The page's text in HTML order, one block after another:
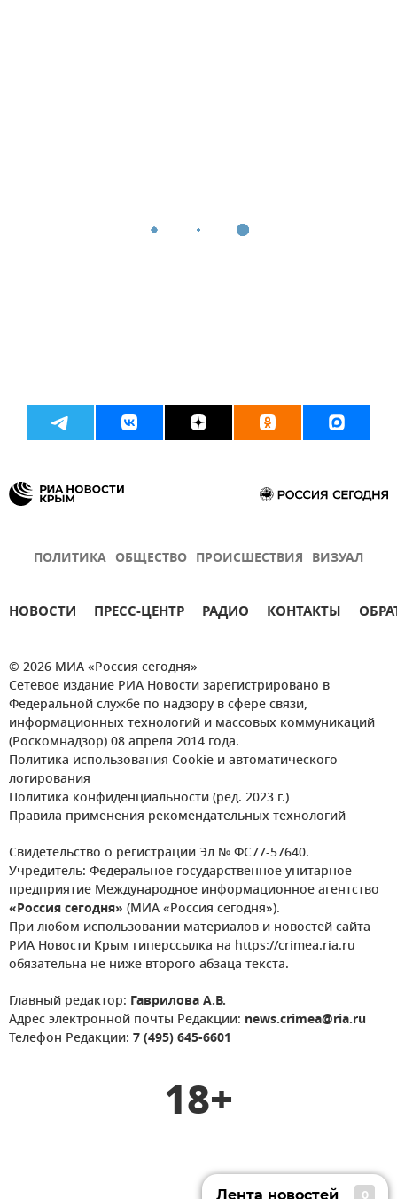
ПОЛИТИКА ОБЩЕСТВО ПРОИСШЕСТВИЯ ВИЗУАЛ
НОВОСТИ ПРЕСС-ЦЕНТР РАДИО КОНТАКТЫ
© 2026 МИА «Россия сегодня»
Сетевое издание РИА Новости зарегистрировано в
Федеральной службе по надзору в сфере связи,
информационных технологий и массовых коммуникаций
(Роскомнадзор) 08 апреля 2014 года.
Политика использования Cookie и автоматического
логирования
Политика конфиденциальности (ред. 2023 г.)
Правила применения рекомендательных технологий
Свидетельство о регистрации Эл № ФС77-57640.
Учредитель: Федеральное государственное унитарное
предприятие Международное информационное агентство
«Россия сегодня» (МИА «Россия сегодня»).
При любом использовании материалов и новостей сайта
РИА Новости Крым гиперссылка на https://crimea.ria.ru
обязательна не ниже второго абзаца текста.
Главный редактор: Гаврилова А.В.
Адрес электронной почты Редакции: news.crimea@ria.ru
Телефон Редакции: 7 (495) 645-6601
18+
Лента новостей 0